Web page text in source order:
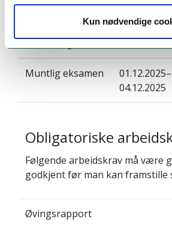
Kun nødvendige
Eksamen
Vurderingsform: Dato:
Muntlig eksamen
01.12.2025–
04.12.2025
Obligatoriske
Følgende arbeidskrav må være
godkjent før man kan framstille
Øvingsrapport